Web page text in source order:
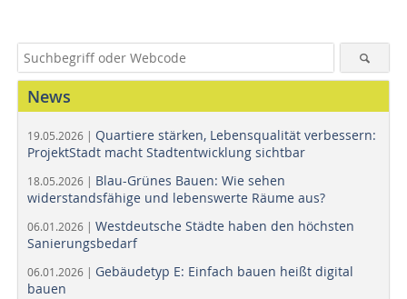
News
19.05.2026 | Quartiere stärken, Lebensqualität verbessern:
ProjektStadt macht Stadtentwicklung sichtbar
18.05.2026 | Blau-Grünes Bauen: Wie sehen
widerstandsfähige und lebenswerte Räume aus?
06.01.2026 | Westdeutsche Städte haben den höchsten
Sanierungsbedarf
06.01.2026 | Gebäudetyp E: Einfach bauen heißt digital
bauen